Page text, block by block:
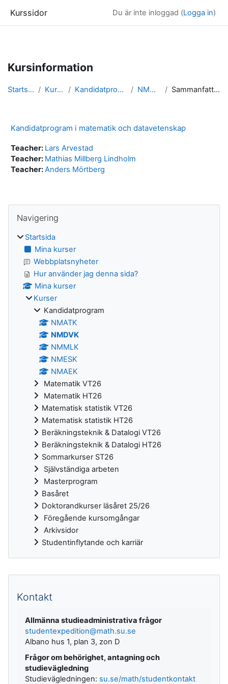
Kurssidor Du är inte inloggad (Logga in)
Kursinformation
Startsida Kurser Kandidatprogram NMDVK Sammanfattning
Kandidatprogram i matematik och datavetenskap
Teacher: Lars Arvestad
Teacher: Mathias Millberg Lindholm
Teacher:Anders Mörtberg
Block
Navigering
Startsida
Mina kurser
Webbplatsnyheter
Hur använder jag denna sida?
Mina kurser
Kurser
Kandidatprogram
NMATK
NMDVK
NMMLK
NMESK
NMAEK
Matematik VT26
Matematik HT26
Matematisk statistik VT26
Matematisk statistik HT26
Beräkningsteknik & Datalogi VT26
Beräkningsteknik & Datalogi HT26
Sommarkurser ST26
Självständiga arbeten
Masterprogram
Basåret
Doktorandkurser läsåret 25/26
Föregående kursomgångar
Arkivsidor
Studentinflytande och karriär
Kompletterande block
Kontakt
Allmänna studieadministrativa frågor
studentexpedition@math.su.se
Albano hus 1, plan 3, zon D
Frågor om behörighet, antagning och
studievägledning
Studievägledningen: su.se/math/studentkontakt